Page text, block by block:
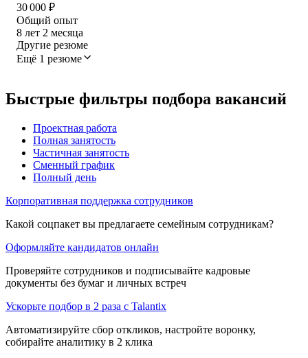
30 000 ₽
Общий опыт
8 лет 2 месяца
Другие резюме
Ещё 1 резюме
Быстрые фильтры подбора вакансий
Проектная работа
Полная занятость
Частичная занятость
Сменный график
Полный день
Корпоративная поддержка сотрудников
Какой соцпакет вы предлагаете семейным сотрудникам?
Оформляйте кандидатов онлайн
Проверяйте сотрудников и подписывайте кадровые
документы без бумаг и личных встреч
Ускорьте подбор в 2 раза с Talantix
Автоматизируйте сбор откликов, настройте воронку,
собирайте аналитику в 2 клика